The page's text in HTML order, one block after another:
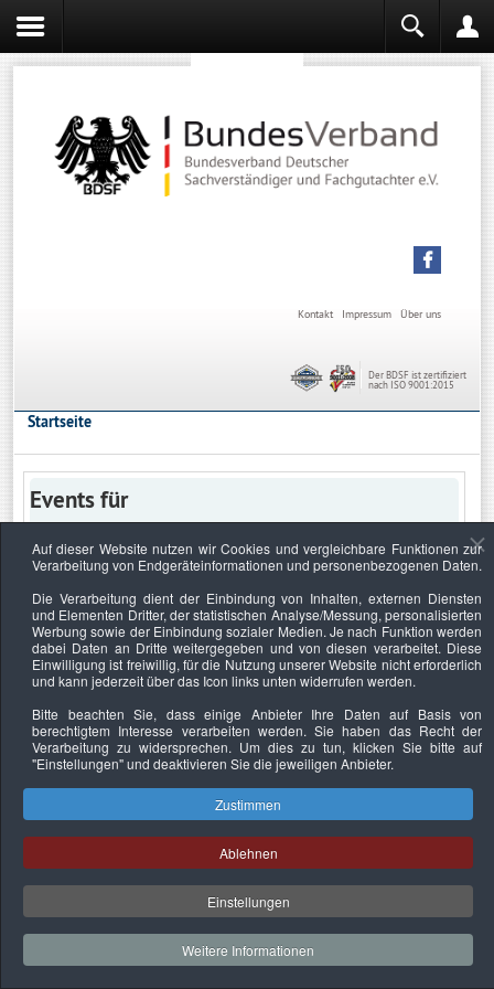
Über uns
Impressum
Kontakt
Der BDSF ist zertifiziert
nach ISO 9001:2015
Startseite
Events für
Keine Termine
Datenschutzerklärung Urheberrechtsnachweise Nachhaltigkeit
Copyright © 2026. Bundesverband Deutscher
Sachverständiger und Fachgutachter e.V..
Auf dieser Website nutzen wir Cookies und vergleichbare Funktionen zur
Verarbeitung von Endgeräteinformationen und personenbezogenen Daten.
Die Verarbeitung dient der Einbindung von Inhalten, externen Diensten
und Elementen Dritter, der statistischen Analyse/Messung, personalisierten
Werbung sowie der Einbindung sozialer Medien. Je nach Funktion werden
dabei Daten an Dritte weitergegeben und von diesen verarbeitet. Diese
Einwilligung ist freiwillig, für die Nutzung unserer Website nicht erforderlich
und kann jederzeit über das Icon links unten widerrufen werden.
Bitte beachten Sie, dass einige Anbieter Ihre Daten auf Basis von
berechtigtem Interesse verarbeiten werden. Sie haben das Recht der
Verarbeitung zu widersprechen. Um dies zu tun, klicken Sie bitte auf
"Einstellungen"und deaktivieren Sie die jeweiligen Anbieter.
Zustimmen
Ablehnen
Einstellungen
Weitere Informationen